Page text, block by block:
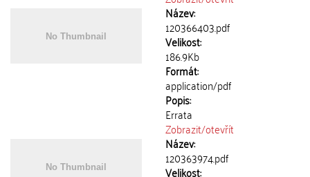
Název:
120366403.pdf
Velikost:
186.9Kb
Formát:
application/pdf
Popis:
Errata
Zobrazit/otevřít
Název:
120363974.pdf
Velikost: